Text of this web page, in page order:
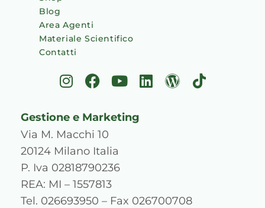
Blog
Area Agenti
Materiale Scientifico
Contatti
I
n
t
a
g
r
a
m
F
a
e
b
o
o
k
Y
o
t
e
L
i
W
o
s
T
i
Gestione e Marketing
Via M. Macchi 10
20124 Milano Italia
P. Iva 02818790236
REA: MI – 1557813
Tel. 026693950 – Fax 026700708